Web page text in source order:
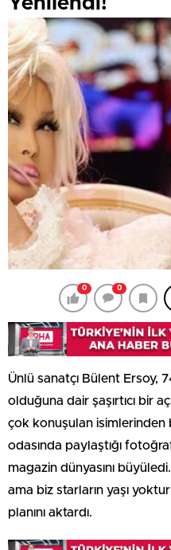
0 0
Ünlü sanatçı Bülent Ersoy,
olduğuna dair şaşırtıcı bir
çok konuşulan isimlerinden
odasında paylaştığı
magazin dünyasını
ama biz starların yaşı
planını aktardı.